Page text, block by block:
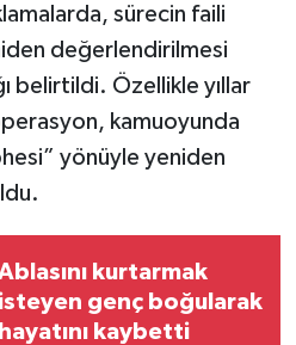
sürecin faili
değerlendirilmesi
belirtildi. Özellikle yıllar
kamuoyunda
yönüyle yeniden
kurtarmak
isteyen genç boğularak
hayatını kaybetti